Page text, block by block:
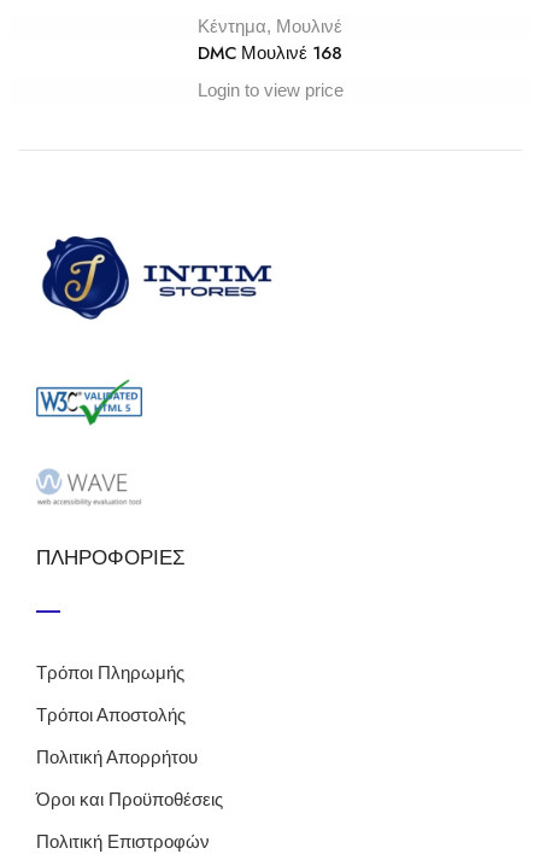
Κέντημα, Μουλινέ
DMC Μουλινέ 168
Login to view price
ΠΛΗΡΟΦΟΡΙΕΣ
Τρόποι Πληρωμής
Τρόποι Αποστολής
Πολιτική Απορρήτου
Όροι και Προϋποθέσεις
Πολιτική Επιστροφών